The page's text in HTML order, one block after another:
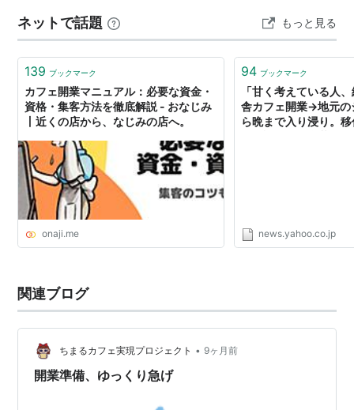
るのだが、なんせ二人とも会社勤めをしているので、役
所や銀行周りに行く時間が取れず、なかなか次のステッ
プに進めていない。 並行して、融資が下…
ネットで話題 もっと見る
139 ブックマーク
カフェ開業マニュアル：必要な資金・
資格・集客方法を徹底解説 - おなじみ
丨近くの店から、なじみの店へ。
onaji.me
94 ブックマーク
「甘く考えている人
舎カフェ開業→地元の
ら晩まで入り浸り。
news.yahoo.co.jp
関連ブログ
ちまるカフェ実現プロジェクト • 9ヶ月前
開業準備、ゆっくり急げ